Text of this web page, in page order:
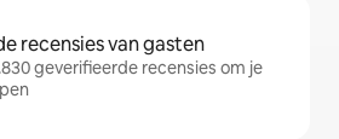
recensies van gasten
geverifieerde recensies om je